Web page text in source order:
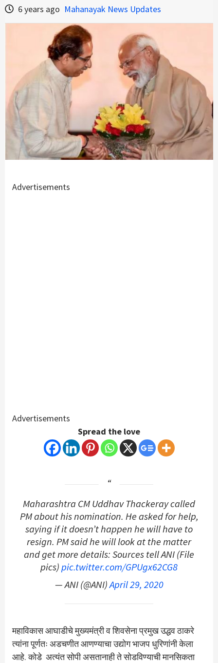
6 years ago Mahanayak News Updates
Advertisements
Advertisements
Spread the love
Maharashtra CM Uddhav Thackeray called
PM about his nomination. He asked for help,
saying if it doesn’t happen he will have to
resign. PM said he will look at the matter
and get more details: Sources tell ANI (File
pics)pic.twitter.com/GPUgx62CG8
— ANI (@ANI)April 29, 2020
महाविकास आघाडीचे मुख्यमंत्री व शिवसेना प्रमुख उद्धव ठाकरे
त्यांना पूर्णतः अडचणीत आणण्याचा उद्योग भाजप धुरिणांनी केला
आहे. कोडे अत्यंत सोपी असतानाही ते सोडविण्याची मानसिकता